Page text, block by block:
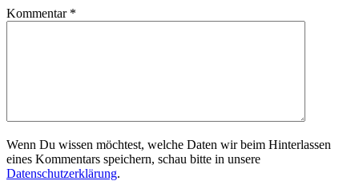
Kommentar *
Wenn Du wissen möchtest, welche Daten wir beim Hinterlassen
eines Kommentars speichern, schau bitte in unsere
Datenschutzerklärung.